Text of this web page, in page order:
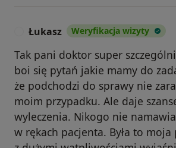
Łukasz Weryfikacja wizyty
Tak pani doktor super
boi się pytań jakie mamy do
że podchodzi do sprawy nie
moim przypadku. Ale daje
wyleczenia. Nikogo nie
w rękach pacjenta. Była to moja